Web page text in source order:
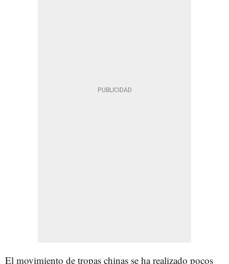
El movimiento de tropas chinas se ha realizado pocos